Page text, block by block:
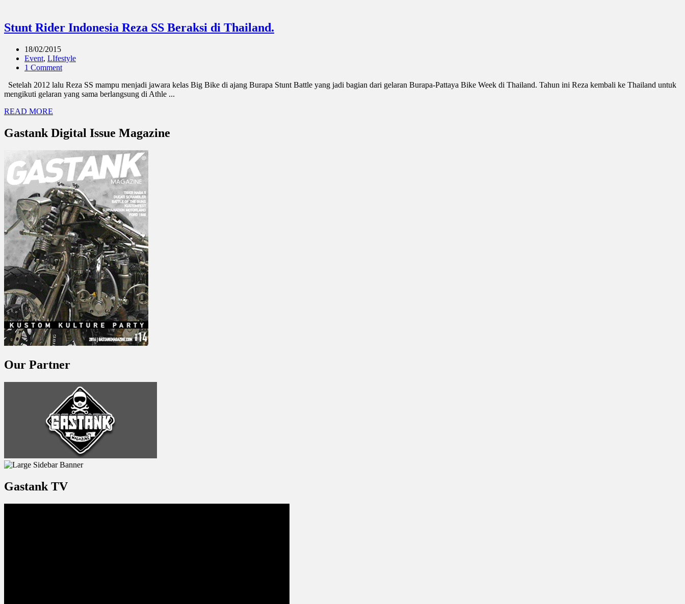
Stunt Rider Indonesia Reza SS Beraksi di Thailand.
18/02/2015
Event, LIfestyle
1 Comment
Setelah 2012 lalu Reza SS mampu menjadi jawara kelas Big Bike di ajang Burapa Stunt Battle yang jadi bagian dari gelaran Burapa-Pattaya Bike Week di Thailand. Tahun ini Reza kembali ke Thailand untuk
mengikuti gelaran yang sama berlangsung di Athle ...
READ MORE
Gastank Digital Issue Magazine
Our Partner
Gastank TV